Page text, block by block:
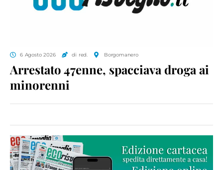
6 Agosto 2026 di red. Borgomanero
Arrestato 47enne, spacciava droga ai
minorenni